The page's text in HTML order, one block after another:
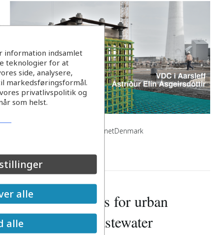
Vdc digitale tvillinger from EVAnetDenmark
Software sensors for urban
drainage and wastewater
information indsamlet
teknologier for at
side, analysere,
markedsføringsformål.
privatlivspolitik og
som helst.
alle
alle